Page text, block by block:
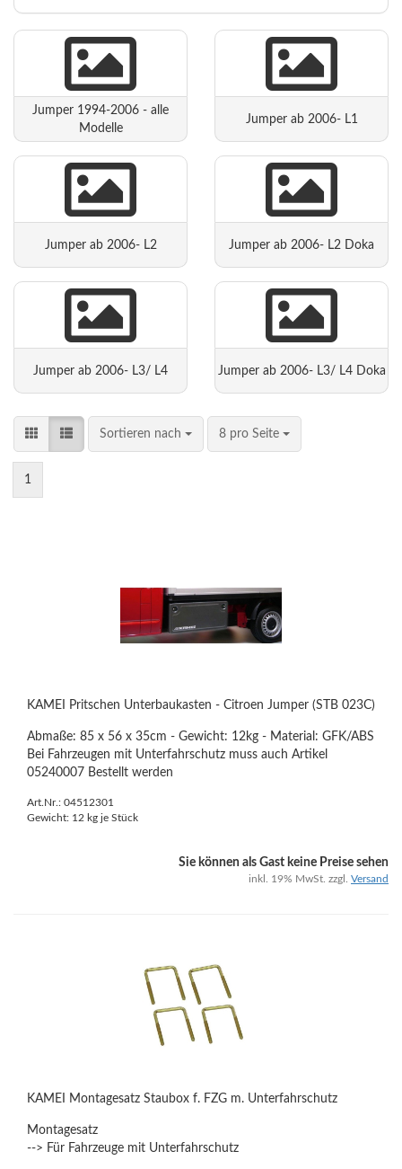
Jumper 1994-2006 - alle
Modelle
Jumper ab 2006- L1
Jumper ab 2006- L2 Jumper ab 2006- L2 Doka
Jumper ab 2006- L3/ L4 Jumper ab 2006- L3/ L4 Doka
Sortieren nach 8 pro Seite
1
KAMEI Pritschen Unterbaukasten - Citroen Jumper (STB 023C)
Abmaße: 85 x 56 x 35cm - Gewicht: 12kg - Material: GFK/ABS
Bei Fahrzeugen mit Unterfahrschutz muss auch Artikel
05240007 Bestellt werden
Art.Nr.: 04512301
Gewicht: 12 kg je Stück
Sie können als Gast keine Preise sehen
inkl. 19% MwSt. zzgl. Versand
KAMEI Montagesatz Staubox f. FZG m. Unterfahrschutz
Montagesatz
--> Für Fahrzeuge mit Unterfahrschutz